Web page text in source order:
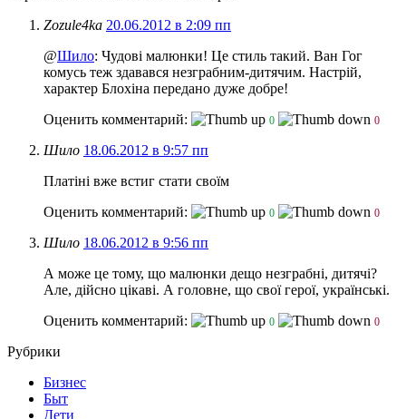
Zozule4ka 20.06.2012 в 2:09 пп
@Шило: Чудові малюнки! Це стиль такий. Ван Гог
комусь теж здавався незграбним-дитячим. Настрій,
характер Блохіна передано дуже добре!
Оценить комментарий:
0 0
Шило 18.06.2012 в 9:57 пп
Платіні вже встиг стати своїм
Оценить комментарий:
0 0
Шило 18.06.2012 в 9:56 пп
А може це тому, що малюнки дещо незграбні, дитячі?
Але, дійсно цікаві. А головне, що свої герої, українські.
Оценить комментарий:
0 0
Рубрики
Бизнес
Быт
Дети